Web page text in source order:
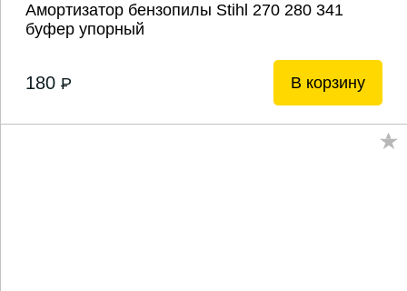
Амортизатор бензопилы Stihl 270 280 341
буфер упорный
180 P В корзину